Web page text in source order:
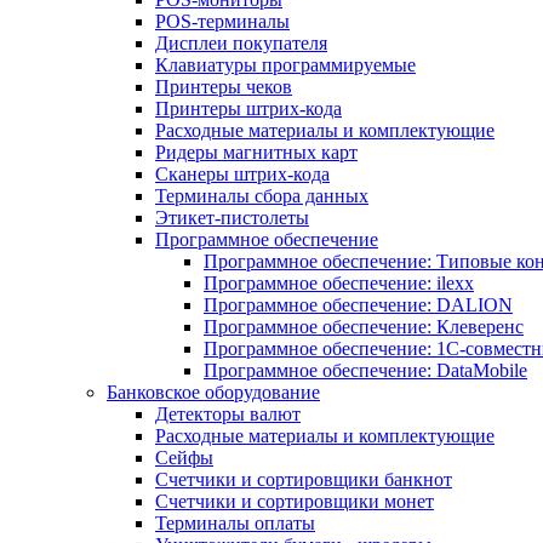
POS-терминалы
Дисплеи покупателя
Клавиатуры программируемые
Принтеры чеков
Принтеры штрих-кода
Расходные материалы и комплектующие
Ридеры магнитных карт
Сканеры штрих-кода
Терминалы сбора данных
Этикет-пистолеты
Программное обеспечение
Программное обеспечение: Типовые
Программное обеспечение: ilexx
Программное обеспечение: DALION
Программное обеспечение: Клеверенс
Программное обеспечение: 1С-
Программное обеспечение: DataMobile
Банковское оборудование
Детекторы валют
Расходные материалы и комплектующие
Сейфы
Счетчики и сортировщики банкнот
Счетчики и сортировщики монет
Терминалы оплаты